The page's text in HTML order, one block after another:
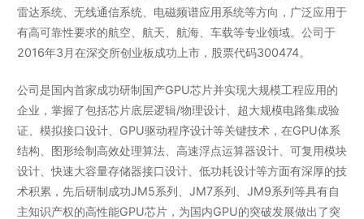
雷达系统、无线通信系统、电磁频谱应用系统等方向，广泛应用于
有高可靠性要求的航空、航天、航海、车载等专业领域。公司于
2016年3月在深交所创业板成功上市，股票代码300474。
公司是国内首家成功研制国产GPU芯片并实现大规模工程应用的
企业，掌握了包括芯片底层逻辑/物理设计、超大规模电路集成验
证、模拟接口设计、GPU驱动程序设计等关键技术，在GPU体系
结构、图形绘制高效处理算法、高速浮点运算器设计、可复用模块
设计、快速大容量存储器接口设计、低功耗设计等方面有深厚的技
术积累，先后研制成功JM5系列、JM7系列、JM9系列等具有自
主知识产权的高性能GPU芯片，为国内GPU的突破发展做出了突